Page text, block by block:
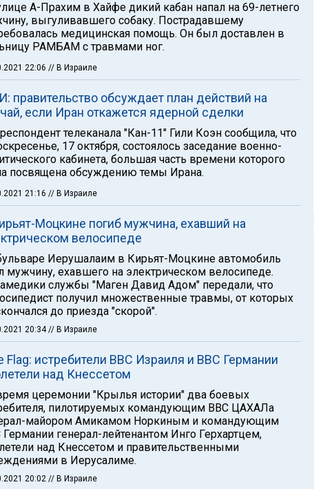
А-Прахим в Хайфе дикий кабан напал на 69-летнего
выгуливавшего собаку. Пострадавшему
медицинская помощь. Он был доставлен в
РАМБАМ с травмами ног.
22:06 // В Израиле
правительство обсуждает план действий на
если Иран откажется ядерной сделки
телеканала "Кан-11" Гили Коэн сообщила, что
17 октября, состоялось заседание военно-
кабинета, большая часть времени которого
посвящена обсуждению темы Ирана.
21:16 // В Израиле
Моцкине погиб мужчина, ехавший на
велосипеде
Иерушалаим в Кирьят-Моцкине автомобиль
мужчину, ехавшего на электрическом велосипеде.
службы "Маген Давид Адом" передали, что
получил множественные травмы, от которых
до приезда "скорой".
20:34// В Израиле
Flag: истребители ВВС Израиля и ВВС Германии
над Кнессетом
церемонии "Крылья истории" два боевых
пилотируемых командующим ВВС ЦАХАЛа
майором Амикамом Норкиным и командующим
генерал-лейтенантом Инго Герхартцем,
над Кнессетом и правительственными
в Иерусалиме.
20:02 // В Израиле